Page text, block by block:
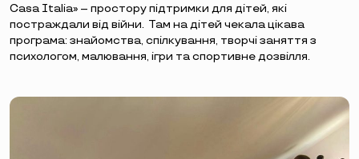
Casa Italia» – простору підтримки для дітей, які
постраждали від війни. Там на дітей чекала цікава
програма: знайомства, спілкування, творчі заняття з
психологом, малювання, ігри та спортивне дозвілля.